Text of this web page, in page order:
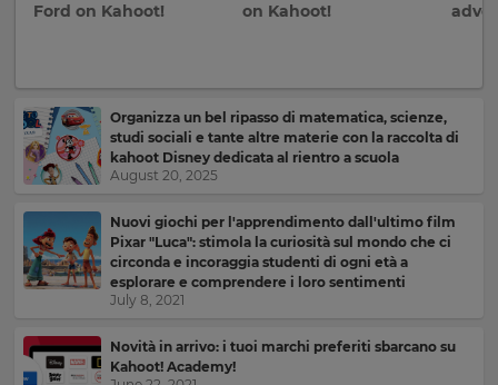
Ford on Kahoot!
on Kahoot!
Organizza un bel ripasso di matematica, scienze,
studi sociali e tante altre materie con la raccolta di
kahoot Disney dedicata al rientro a scuola
August 20, 2025
Nuovi giochi per l'apprendimento dall'ultimo film
Pixar "Luca": stimola la curiosità sul mondo che ci
circonda e incoraggia studenti di ogni età a
esplorare e comprendere i loro sentimenti
July 8, 2021
Novità in arrivo: i tuoi marchi preferiti sbarcano su
Kahoot! Academy!
your
settings.
Update
your
region
and
currency.
This